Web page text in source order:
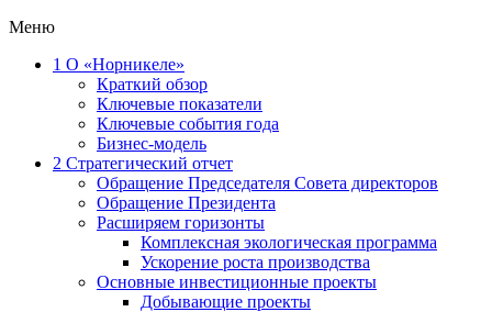
Меню
1 О «Норникеле»
Краткий обзор
Ключевые показатели
Ключевые события года
Бизнес-модель
2 Стратегический отчет
Обращение Председателя Совета директоров
Обращение Президента
Расширяем горизонты
Комплексная экологическая программа
Ускорение роста производства
Основные инвестиционные проекты
Добывающие проекты